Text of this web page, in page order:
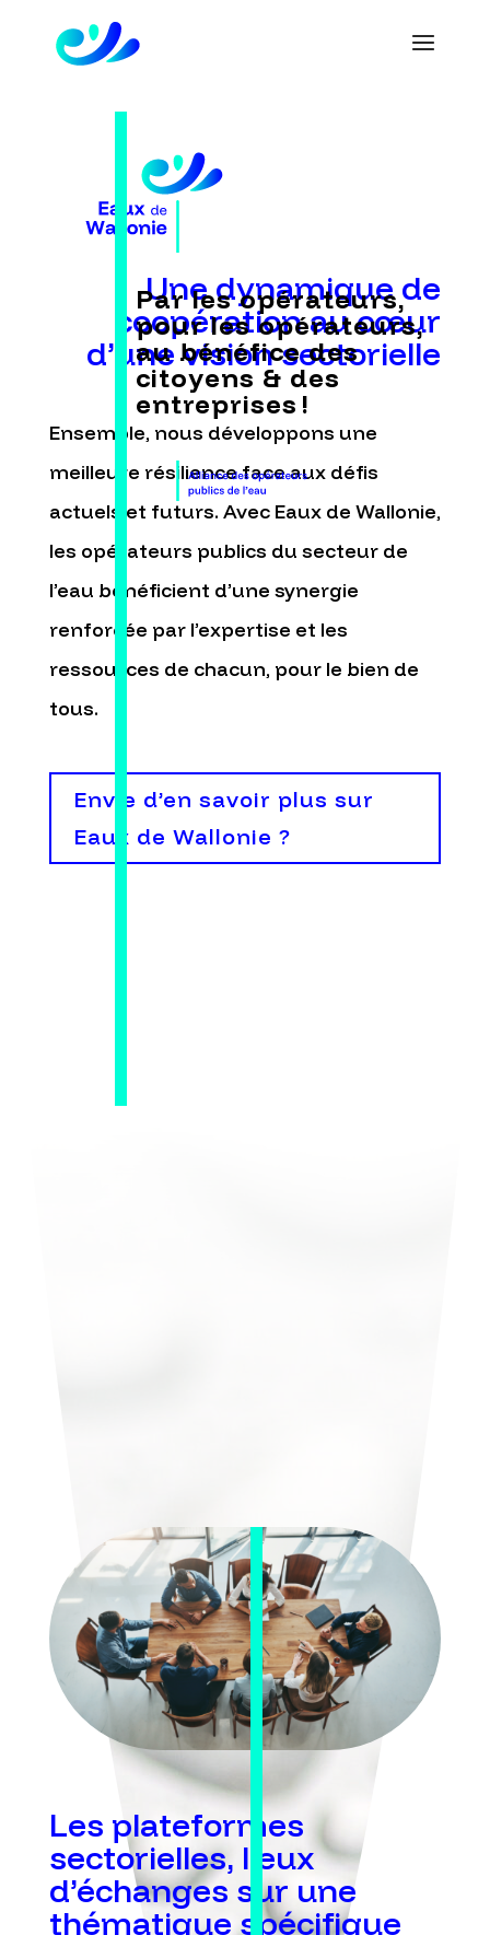
Par les opérateurs,
pour les opérateurs,
au bénéfice des
citoyens & des
entreprises !
Une dynamique de
coopération au cœur
d’une vision sectorielle
Ensemble, nous développons une
meilleure résilience face aux défis
actuels et futurs. Avec Eaux de Wallonie,
les opérateurs publics du secteur de
l’eau bénéficient d’une synergie
renforcée parl’expertise et les
ressources de chacun, pour le bien de
tous.
Envie d’en savoir plus sur
Eaux de Wallonie ?
Les plateformes
sectorielles, lieux
d’échanges sur une
thématique spécifique